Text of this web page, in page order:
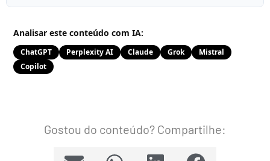
Analisar este conteúdo com IA:
ChatGPT Perplexity AI Claude Grok
Mistral
Copilot
Gostou do conteúdo? Compartilhe: